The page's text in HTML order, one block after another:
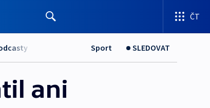
ČT
Sport SLEDOVAT
ani